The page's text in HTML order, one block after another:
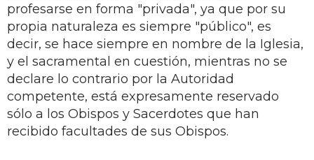
profesarse en forma "privada", ya que por su
propia naturaleza es siempre "público", es
decir, se hace siempre en nombre de la Iglesia,
y el sacramental en cuestión, mientras no se
declare lo contrario por la Autoridad
competente, está expresamente reservado
sólo a los Obispos y Sacerdotes que han
recibido facultades de sus Obispos.